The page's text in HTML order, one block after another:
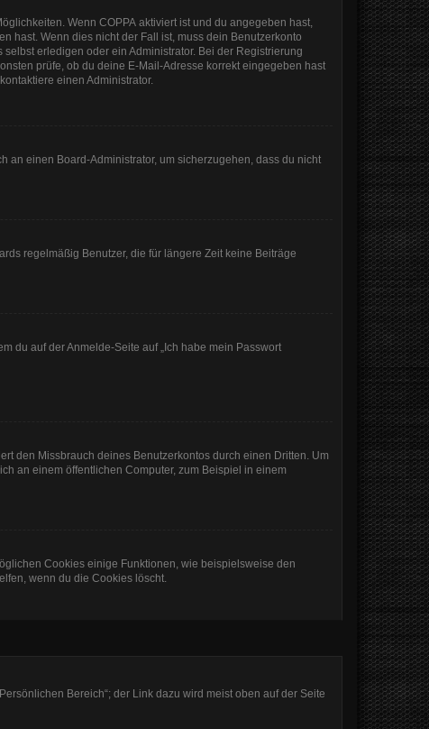
Wenn COPPA aktiviert ist und du angegeben hast,
hast. Wenn dies nicht der Fall ist, muss dein Benutzerkonto
erledigen oder ein Administrator. Bei der Registrierung
prüfe, ob du deine E-Mail-Adresse korrekt eingegeben hast
einen Administrator.
an einen Board-Administrator, um sicherzugehen, dass du nicht
regelmäßig Benutzer, die für längere Zeit keine Beiträge
du auf der Anmelde-Seite auf „Ich habe mein Passwort
den Missbrauch deines Benutzerkontos durch einen Dritten. Um
an einem öffentlichen Computer, zum Beispiel in einem
Cookies einige Funktionen, wie beispielsweise den
wenn du die Cookies löscht.
Bereich“; der Link dazu wird meist oben auf der Seite